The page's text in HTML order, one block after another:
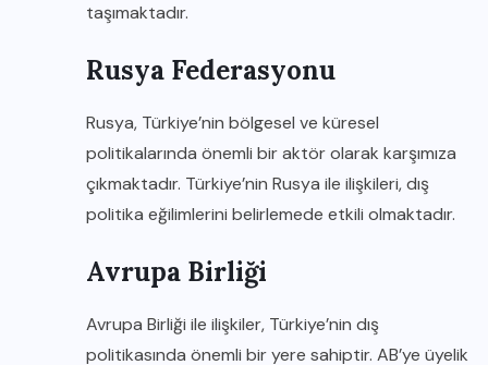
taşımaktadır.
Rusya Federasyonu
Rusya, Türkiye’nin bölgesel ve küresel
politikalarında önemli bir aktör olarak karşımıza
çıkmaktadır. Türkiye’nin Rusya ile ilişkileri, dış
politika eğilimlerini belirlemede etkili olmaktadır.
Avrupa Birliği
Avrupa Birliği ile ilişkiler, Türkiye’nin dış
politikasında önemli bir yere sahiptir. AB’ye üyelik